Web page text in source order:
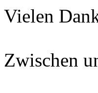
Vielen
Zwischen